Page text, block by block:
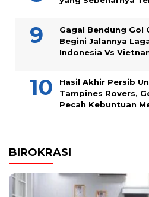
Gagal Bendung Gol
Begini Jalannya
Indonesia Vs
Hasil Akhir Persib
Tampines Rovers,
Pecah Kebuntuan
BIROKRASI